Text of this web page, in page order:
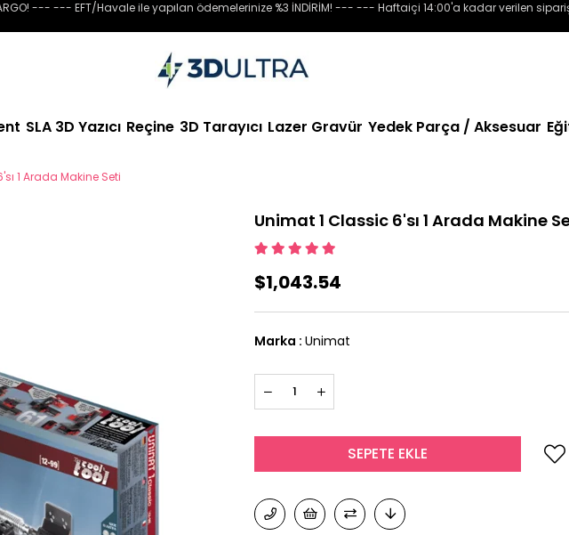
--- --- EFT/Havale ile yapılan ödemelerinize %3 İNDİRİM! --- --- Haftaiçi 14:00'a kadar verilen
SLA 3D Yazıcı Reçine 3D Tarayıcı Lazer Gravür Yedek Parça / Aksesuar
1 Arada Makine Seti
Unimat 1 Classic 6'sı 1 Arada Makine
$1,043.54
Marka : Unimat